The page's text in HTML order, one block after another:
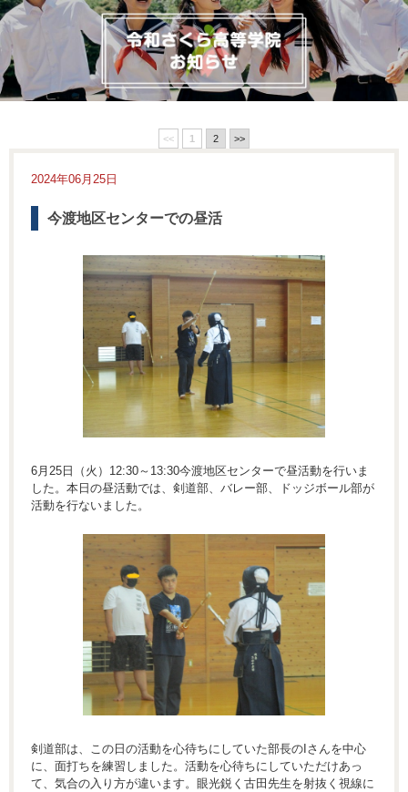
<< 1 2 >>
2024年06月25日
今渡地区センターでの昼活
6月25日（火）12:30～13:30今渡地区センターで昼活動を行いま
した。本日の昼活動では、剣道部、バレー部、ドッジボール部が
活動を行ないました。
剣道部は、この日の活動を心待ちにしていた部長のIさんを中心
に、面打ちを練習しました。活動を心待ちにしていただけあっ
て、気合の入り方が違います。眼光鋭く古田先生を射抜く視線に